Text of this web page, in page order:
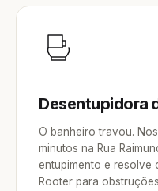
Desentupidora
O banheiro travou.
minutos na Rua
entupimento e resolve
Rooter para